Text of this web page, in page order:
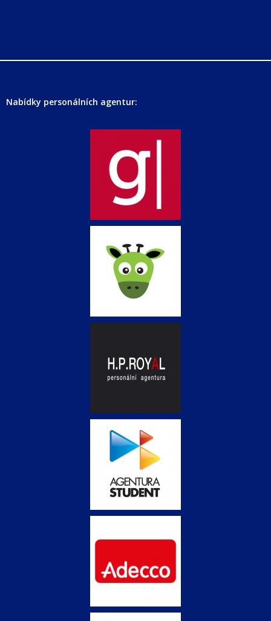
Nabídky personálních agentur: